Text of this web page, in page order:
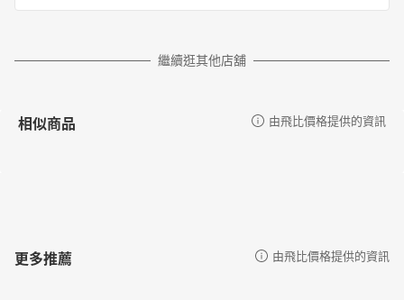
繼續逛其他店舖
相似商品 由飛比價格提供的資訊
更多推薦 由飛比價格提供的資訊